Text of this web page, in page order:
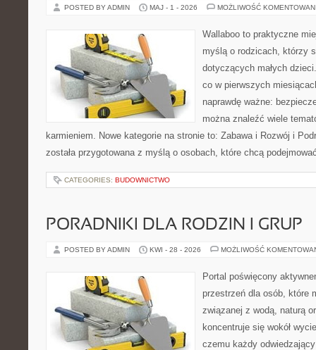
POSTED BY ADMIN MAJ - 1 - 2026 MOŻLIWOŚĆ
Wallaboo to praktyczne
myślą o rodzicach, którzy
dotyczących małych
co w pierwszych
naprawdę ważne:
można znaleźć wiele
karmieniem. Nowe kategorie na stronie to: Zabawa i Rozwój i
została przygotowana z myślą o osobach, które chcą
CATEGORIES: BUDOWNICTWO
PORADNIKI DLA RODZIN I GRUP
POSTED BY ADMIN KWI - 28 - 2026 MOŻLIWOŚĆ
Portal poświęcony
przestrzeń dla osób, które
związanej z wodą, naturą
koncentruje się wokół
czemu każdy